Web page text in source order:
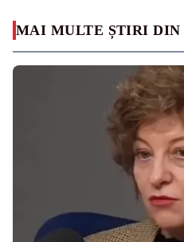
MAI MULTE ȘTIRI DIN